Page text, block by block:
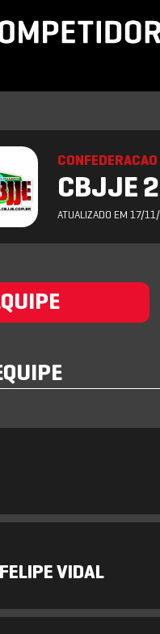
CBJJE
ATUALIZADO EM 17/
VIDAL